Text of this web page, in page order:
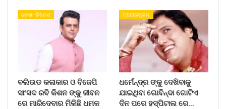
ଦେଶ- ବିଦେଶ
ବଲିଉଡ କଳାକାର ଓ ବିଜେପି
ସାଂସଦ ରବି କିଶନ ଙ୍କୁ ଜୀବନ
ରେ ମାରିଦେବାର ମିଳିଛି ଧମକ
ମନୋରଞ୍ଜନ
ଧର୍ମେନ୍ଦ୍ର ଙ୍କୁ ଦେଖିବାକୁ
ଯାଇଥିବା ଗୋବିନ୍ଦା ଗୋଟିଏ
ଦିନ ପରେ ହସ୍ପିଟାଲ ରେ…